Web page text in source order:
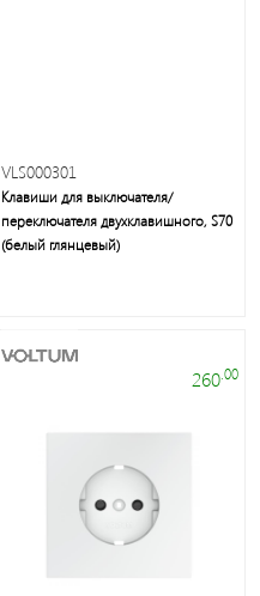
VLS000301
Клавиши для выключателя/
переключателя двухклавишного, S70
(белый глянцевый)
260.00